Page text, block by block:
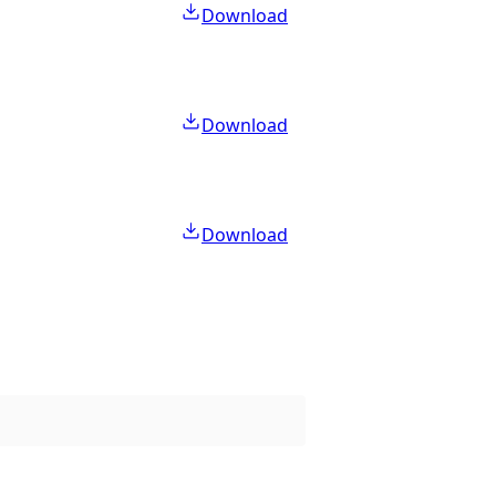
Download
Download
Download